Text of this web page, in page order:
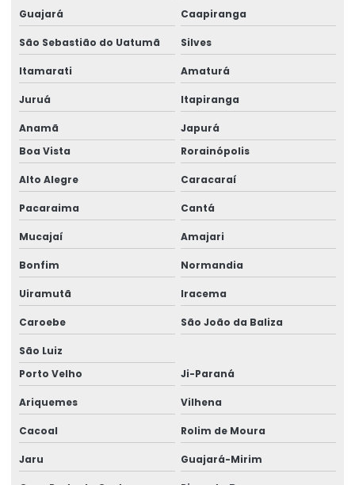
Montagem De Subestações
Montagem Rápida De Braço Giratório Brevil
Movimentação Simples Com Monovias
Pega Bobina De Arame Para Içamento
Pega Chapa Para Manuseio De Cargas
Pega Chapas E Vigas Para Construção
Pega Viga Para Elevação Em Rondônia
Ponte Rolante Com Controle Remoto
Ponte Rolante De Carga Até 16 Toneladas
Ponte Rolante Monoviga
Ponte Rolante Personalizada Para Carga
Pontes Rolantes Para Indústrias
Pórtico Rolante
Pórtico Rolante Biviga Brevil
Guajará Caapiranga
São Sebastião do Uatumã Silves
Itamarati Amaturá
Juruá Itapiranga
Anamã
Japurá
Boa Vista
Rorainópolis
Alto Alegre Caracaraí
Pacaraima Cantá
Mucajaí Amajari
Bonfim Normandia
Uiramutã Iracema
Caroebe São João da Baliza
São Luiz
Porto Velho
Ji-Paraná
Ariquemes Vilhena
Cacoal Rolim de Moura
Jaru Guajará-Mirim